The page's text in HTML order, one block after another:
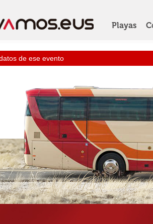
Playas
de ese evento